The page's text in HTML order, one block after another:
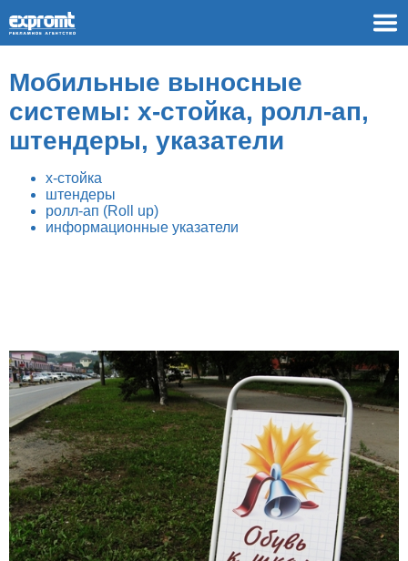
Мобильные выносные
системы: х-стойка, ролл-ап,
штендеры, указатели
х-стойка
штендеры
ролл-ап (Roll up)
информационные указатели